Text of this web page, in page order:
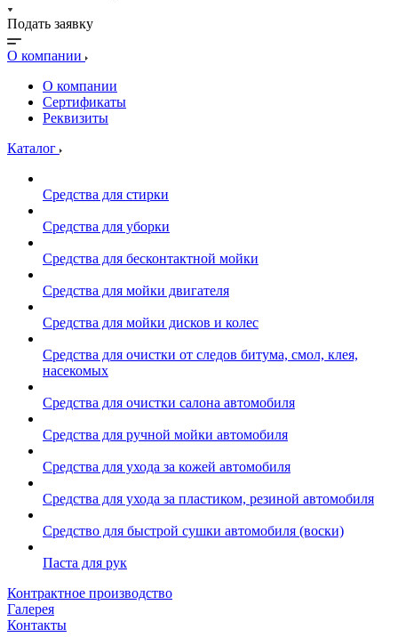
Подать заявку
О компании
О компании
Сертификаты
Реквизиты
Каталог
Средства для стирки
Средства для уборки
Средства для бесконтактной мойки
Средства для мойки двигателя
Средства для мойки дисков и колес
Средства для очистки от следов битума, смол, клея,
насекомых
Средства для очистки салона автомобиля
Средства для ручной мойки автомобиля
Средства для ухода за кожей автомобиля
Средства для ухода за пластиком, резиной автомобиля
Средство для быстрой сушки автомобиля (воски)
Паста для рук
Контрактное производство
Галерея
Контакты